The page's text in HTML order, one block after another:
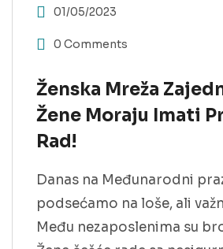
01/05/2023
0 Comments
Ženska Mreža
Žene Moraju Imati
Rad!
Danas na Međunarodni
podsećamo na loše, ali
Među nezaposlenima su